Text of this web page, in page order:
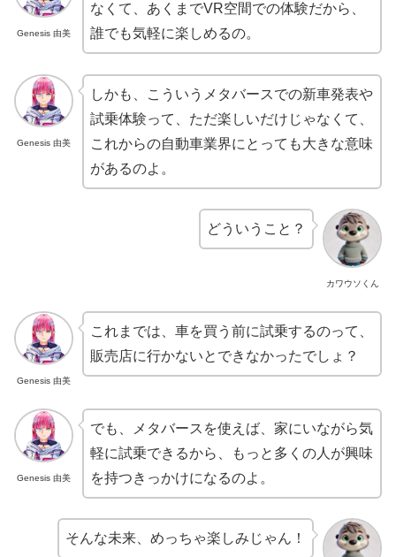
Genesis 由美
なくて、あくまでVR空間での体験だから、
誰でも気軽に楽しめるの。
Genesis 由美
しかも、こういうメタバースでの新車発表や
試乗体験って、ただ楽しいだけじゃなくて、
これからの自動車業界にとっても大きな意味
があるのよ。
カワウソくん
どういうこと？
Genesis 由美
これまでは、車を買う前に試乗するのって、
販売店に行かないとできなかったでしょ？
Genesis 由美
でも、メタバースを使えば、家にいながら気
軽に試乗できるから、もっと多くの人が興味
を持つきっかけになるのよ。
そんな未来、めっちゃ楽しみじゃん！